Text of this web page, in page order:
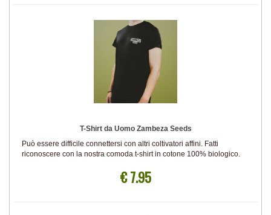
T-Shirt da Uomo Zambeza Seeds
Può essere difficile connettersi con altri coltivatori affini. Fatti
riconoscere con la nostra comoda t-shirt in cotone 100% biologico.
€ 7.95